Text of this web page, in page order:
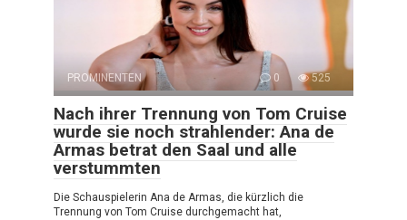
PROMINENTEN 0 525
Nach ihrer Trennung von Tom Cruise
wurde sie noch strahlender: Ana de
Armas betrat den Saal und alle
verstummten
Die Schauspielerin Ana de Armas, die kürzlich die
Trennung von Tom Cruise durchgemacht hat,